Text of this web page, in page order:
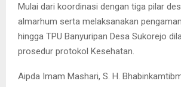
Mulai dari koordinasi dengan tiga pilar
almarhum serta melaksanakan
hingga TPU Banyuripan Desa Sukorejo
prosedur protokol Kesehatan.
Aipda Imam Mashari, S. H.